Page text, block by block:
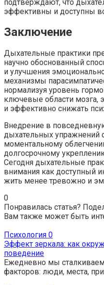
подтверждают, что
эффективны и доступны
Заключение
Дыхательные практики
научно обоснованный
и улучшения
механизмы
нормализуя уровень
ключевые области мозга,
и эффективно снижать
Внедрение в
дыхательных упражнений
моментальному
долгосрочному
Сегодня дыхательные
внимания как доступный
жить менее тревожно и
0
Понравилась статья?
Вам также может быть
Психология 0
Эффект зеркала: как
поведение
Ежедневно мы
факторов: люди, места,